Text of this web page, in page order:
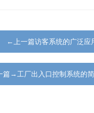
←上一篇访客系统的广泛应
篇→工厂出入口控制系统的